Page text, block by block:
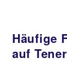
Häufige
auf